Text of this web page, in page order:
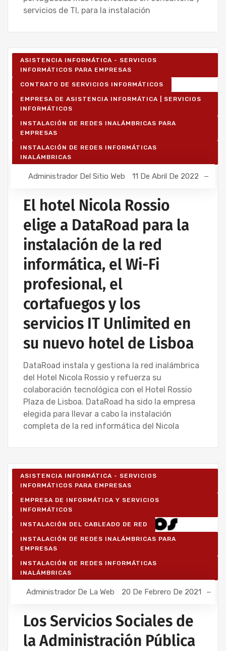
servicios de TI, para la instalación
ASISTENCIA INFORMÁTICA - SERVICIOS
INFORMÁTICOS PARA EMPRESAS
CONTRATO DE SERVICIOS INFORMÁTICOS
EMPRESA DE ASISTENCIA INFORMÁTICA | SERVICIOS
INFORMÁTICOS
INSTALACIÓN DE REDES INALÁMBRICAS PARA
EMPRESAS
INSTALACIÓN DE REDES INFORMÁTICAS
INALÁMBRICAS
Administrador Del Sitio Web 11 De Abril De 2022
El hotel Nicola Rossio
elige a DataRoad para la
instalación de la red
informática, el Wi-Fi
profesional, el
cortafuegos y los
servicios IT Unlimited en
su nuevo hotel de Lisboa
DataRoad instala y gestiona la red inalámbrica
del Hotel Nicola Rossio y refuerza su
colaboración tecnológica con el Hotel Rossio
Plaza de Lisboa. DataRoad ha sido la empresa
elegida para llevar a cabo la instalación
completa de la red informática del Nicola
ASISTENCIA INFORMÁTICA - SERVICIOS
INFORMÁTICOS PARA EMPRESAS
EMPRESA DE INFORMÁTICA Y SERVICIOS
INFORMÁTICOS
INSTALACIÓN DEL CABLEADO DE RED
INSTALACIÓN DE REDES INALÁMBRICAS PARA
EMPRESAS
INSTALACIÓN DE REDES INFORMÁTICAS
INALÁMBRICAS
Administrador De La Web 20 De Febrero De 2021
Los Servicios Sociales de
la Administración Pública